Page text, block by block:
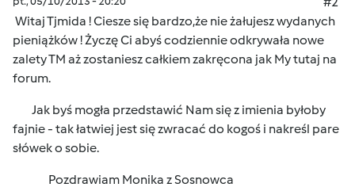
Witaj Tjmida ! Ciesze się bardzo,że nie żałujesz wydanych
pieniążków ! Życzę Ci abyś codziennie odkrywała nowe
zalety TM aż zostaniesz całkiem zakręcona jak My tutaj na
forum.
Jak byś mogła przedstawić Nam się z imienia byłoby
fajnie - tak łatwiej jest się zwracać do kogoś i nakreśl pare
słówek o sobie.
Pozdrawiam Monika z Sosnowca